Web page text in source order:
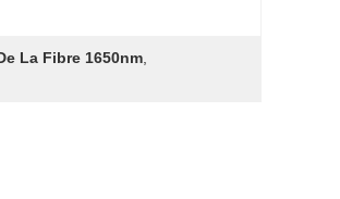
La Fibre 1650nm